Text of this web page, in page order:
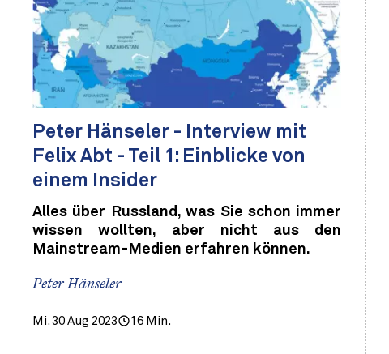
Peter Hänseler - Interview mit
Felix Abt - Teil 1: Einblicke von
einem Insider
Alles über Russland, was Sie schon immer
wissen wollten, aber nicht aus den
Mainstream-Medien erfahren können.
Peter Hänseler
Mi. 30 Aug 2023 16 Min.